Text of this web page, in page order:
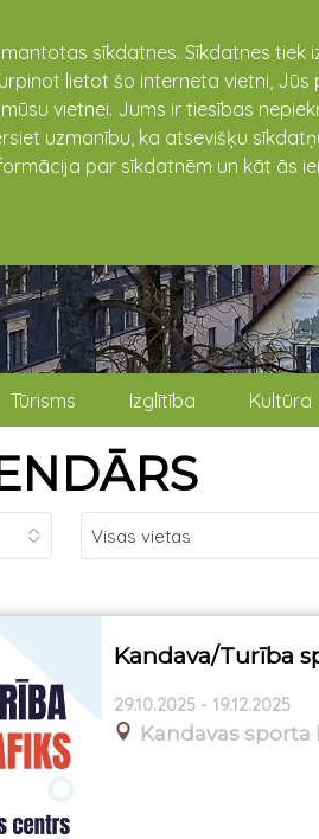
sīkdatnes. Sīkdatnes
lietot šo interneta vietni,
vietnei. Jums ir tiesības
uzmanību, ka atsevišķu
par sīkdatnēm un kāt ās
Tūrisms Izglītība Kultūra
Kandava/Turība
29.10.2025 - 19.12.2025
Kandavas sporta